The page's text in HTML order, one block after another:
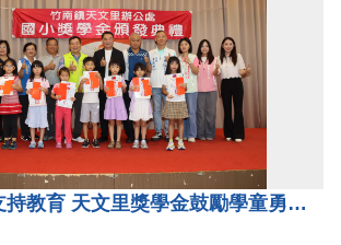
地方各界齊心支持教育 天文里獎學金鼓勵學童勇敢追夢